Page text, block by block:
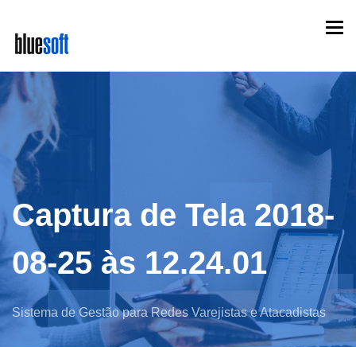
main
content
Captura de Tela 2018-
08-25 às 12.24.01
Sistema de Gestão para Redes Varejistas e Atacadistas